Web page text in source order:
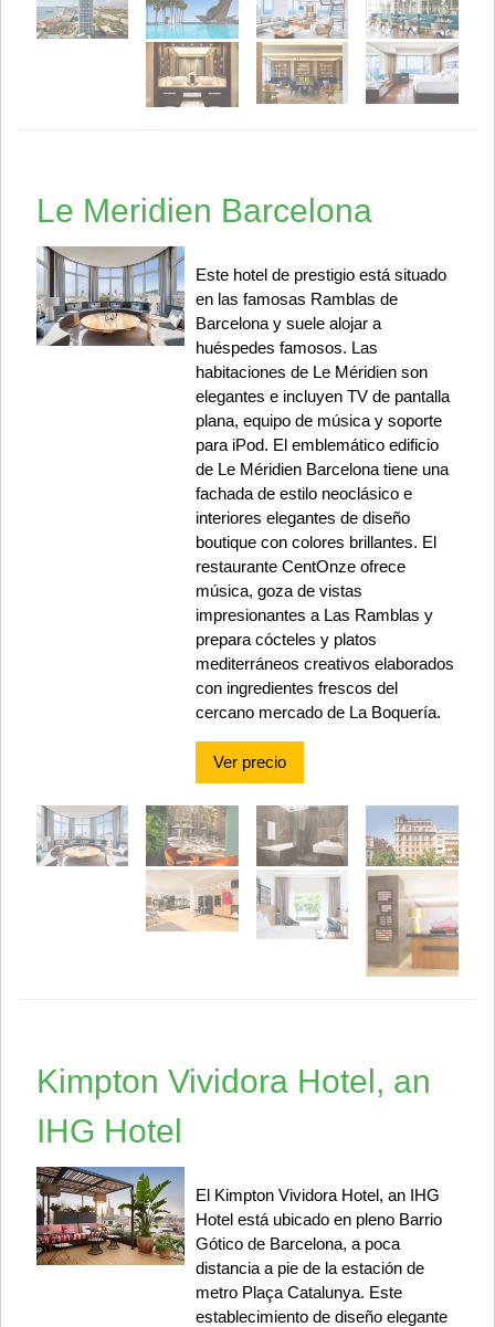
Le Meridien Barcelona
Este hotel de prestigio está situado
en las famosas Ramblas de
Barcelona y suele alojar a
huéspedes famosos. Las
habitaciones de Le Méridien son
elegantes e incluyen TV de pantalla
plana, equipo de música y soporte
para iPod. El emblemático edificio
de Le Méridien Barcelona tiene una
fachada de estilo neoclásico e
interiores elegantes de diseño
boutique con colores brillantes. El
restaurante CentOnze ofrece
música, goza de vistas
impresionantes a Las Ramblas y
prepara cócteles y platos
mediterráneos creativos elaborados
con ingredientes frescos del
cercano mercado de La Boquería.
Ver precio
Kimpton Vividora Hotel, an
IHG Hotel
El Kimpton Vividora Hotel, an IHG
Hotel está ubicado en pleno Barrio
Gótico de Barcelona, a poca
distancia a pie de la estación de
metro Plaça Catalunya. Este
establecimiento de diseño elegante